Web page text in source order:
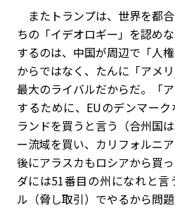
またトランプは、世界を都
ちの「イデオロギー」を認め
するのは、中国が周辺で「人
からではなく、たんに「アメ
最大のライバルだからだ。「
するために、 EUのデンマー
ランドを買うと言う（合州国
ー流域を買い、カリフォルニ
後にアラスカもロシアから買
ダには51番目の州になれと言
ル（脅し取引）でやるから問題